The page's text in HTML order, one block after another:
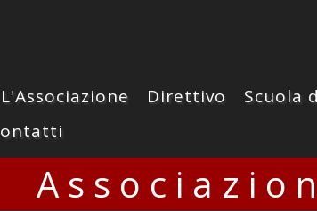
L'Associazione Direttivo Scuola